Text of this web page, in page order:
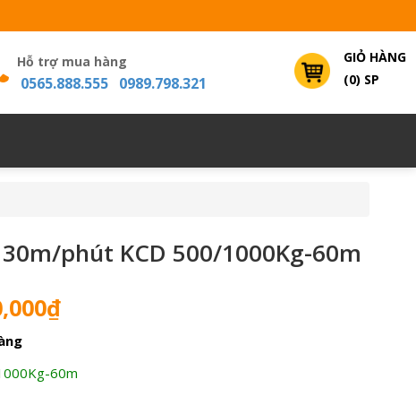
Hỗ trợ mua hàng
0565.888.555 0989.798.321
GIỎ HÀNG
(0) SP
phút KCD 500/1000Kg-60m
₫Giá
là:
4,100,000₫.
60m